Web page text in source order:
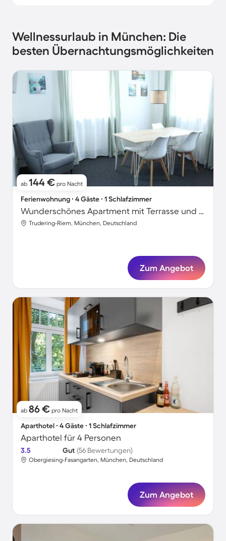
Wellnessurlaub in München: Die
besten Übernachtungsmöglichkeiten
ab 144 € pro Nacht
Ferienwohnung ∙ 4 Gäste ∙ 1 Schlafzimmer
Wunderschönes Apartment mit Terrasse und Garten | Stadtblick
Trudering-Riem, München, Deutschland
Zum Angebot
ab 86 € pro Nacht
Aparthotel ∙ 4 Gäste ∙ 1 Schlafzimmer
Aparthotel für 4 Personen
3.5 Gut (56 Bewertungen)
Obergiesing-Fasangarten, München, Deutschland
Zum Angebot